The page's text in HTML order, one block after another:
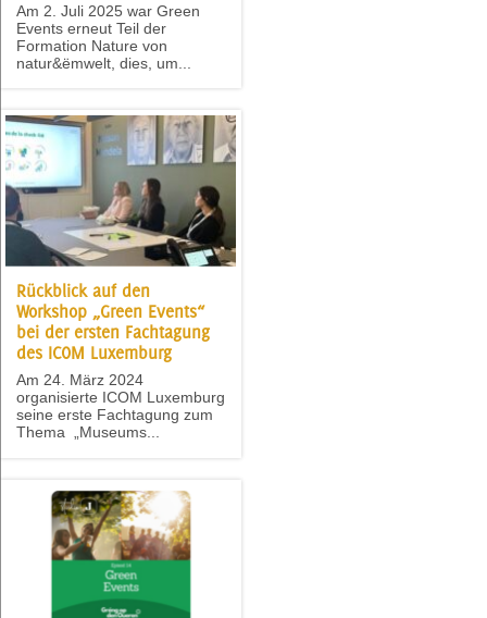
Am 2. Juli 2025 war Green
Events erneut Teil der
Formation Nature von
natur&ëmwelt, dies, um...
Rückblick auf den
Workshop „Green Events“
bei der ersten Fachtagung
des ICOM Luxemburg
Am 24. März 2024
organisierte ICOM Luxemburg
seine erste Fachtagung zum
Thema „Museums...